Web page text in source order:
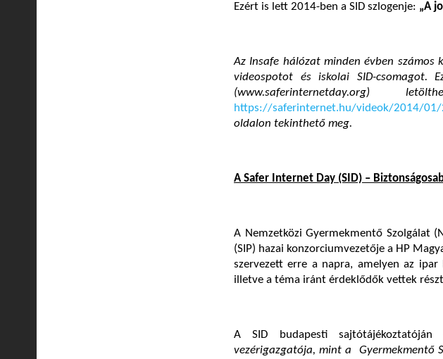
Ezért is lett 2014-ben a SID szlogenje: „A
Az Insafe hálózat minden évben számos
videospotot és iskolai SID-csomagot.
https://saferinternet.hu/videok/2014/01/
oldalon tekinthető meg.
A Safer Internet Day (SID) –
A Nemzetközi Gyermekmentő Szolgálat
(SIP) hazai konzorciumvezetője a HP
szervezett erre a napra, amelyen az
illetve a téma iránt érdeklődők vettek
A SID budapesti sajtótájékoztatóján
vezérigazgatója, mint a Gyermekmentő